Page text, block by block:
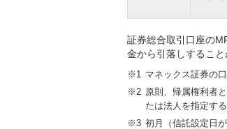
証券総合取引口座の
金から引落しすること
マネックス証券の
原則、帰属権利者
たは法人を指定す
初月（信託設定日